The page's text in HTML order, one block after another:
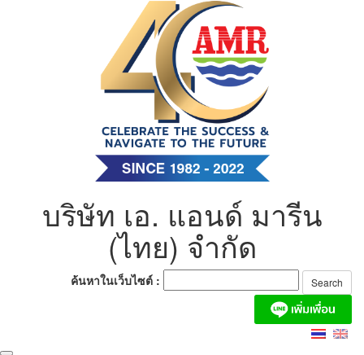
บริษัท เอ. แอนด์ มารีน
(ไทย) จำกัด
ค้นหาในเว็บไซต์ :